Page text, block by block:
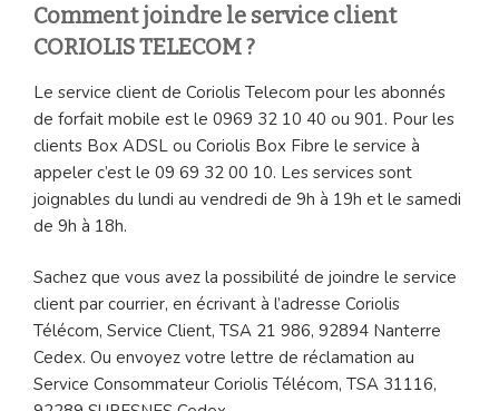
Comment joindre le service client
CORIOLIS TELECOM ?
Le service client de Coriolis Telecom pour les abonnés
de forfait mobile est le 0969 32 10 40 ou 901. Pour les
clients Box ADSL ou Coriolis Box Fibre le service à
appeler c’est le 09 69 32 00 10. Les services sont
joignables du lundi au vendredi de 9h à 19h et le samedi
de 9h à 18h.
Sachez que vous avez la possibilité de joindre le service
client par courrier, en écrivant à l’adresse Coriolis
Télécom, Service Client, TSA 21 986, 92894 Nanterre
Cedex. Ou envoyez votre lettre de réclamation au
Service Consommateur Coriolis Télécom, TSA 31116,